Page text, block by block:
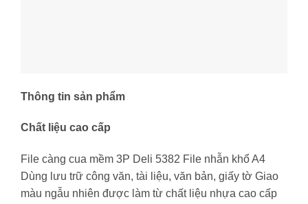
Thông tin sản phẩm
Chất liệu cao cấp
File càng cua mềm 3P Deli 5382 File nhẫn khổ A4
Dùng lưu trữ công văn, tài liệu, văn bản, giấy tờ Giao
màu ngẫu nhiên được làm từ chất liệu nhựa cao cấp